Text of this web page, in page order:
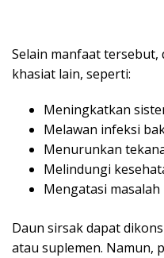
Selain manfaat tersebut,
khasiat lain, seperti:
Meningkatkan
Melawan infeksi
Menurunkan
Melindungi
Mengatasi
Daun sirsak dapat
atau suplemen. Namun,